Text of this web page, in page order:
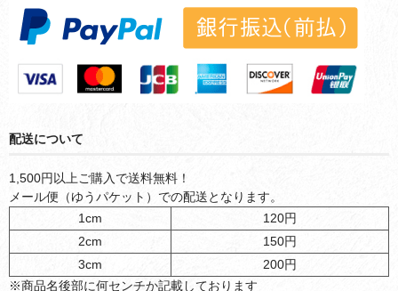
配送について
1,500円以上ご購入で送料無料！
メール便（ゆうパケット）での配送となります。
1cm
120円
2cm
150円
3cm
200円
※商品名後部に何センチか記載しております